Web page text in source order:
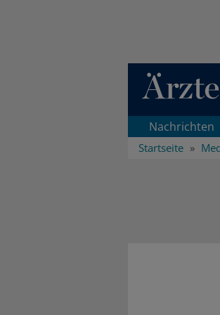
Direkt zum
Nachrichten
Startseite